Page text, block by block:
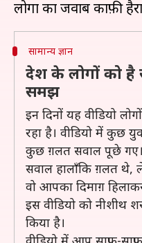
सामान्य ज्ञान
देश के लोगों को है
समझ
इन दिनों यह वीडियो
रहा है। वीडियो में कुछ
कुछ ग़लत सवाल पूछे गए।
सवाल हालाँकि ग़लत थे,
वो आपका दिमाग़
इस वीडियो को नीशीथ
किया है।